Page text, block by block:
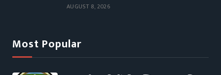
AUGUST 8, 2026
Most Popular